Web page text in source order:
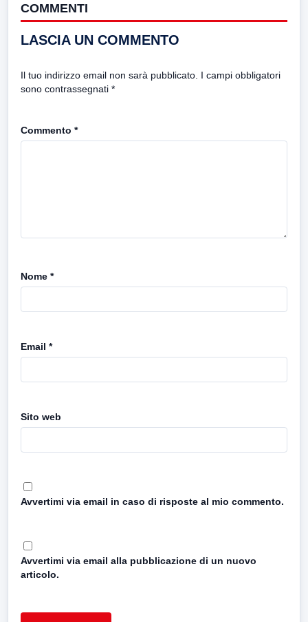
COMMENTI
LASCIA UN COMMENTO
Il tuo indirizzo email non sarà pubblicato. I campi obbligatori
sono contrassegnati *
Commento *
Nome *
Email *
Sito web
Avvertimi via email in caso di risposte al mio commento.
Avvertimi via email alla pubblicazione di un nuovo
articolo.